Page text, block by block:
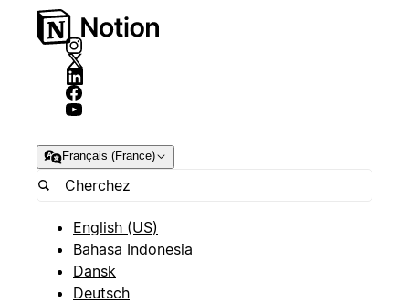
Français (France)
English (US)
Bahasa Indonesia
Dansk
Deutsch